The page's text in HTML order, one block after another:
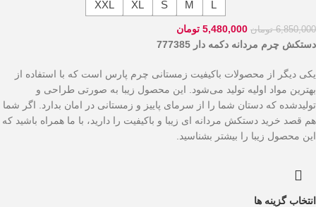
L
M
S
XL
XXL
6,850,000 تومان 5,480,000 تومان
دستکش چرم مردانه دکمه دار 777385
یکی دیگر از محصولات باکیفیت زمستانی چرم پارس است که با استفاده از
بهترین مواد اولیه تولید می‌شود. این محصول زیبا به صورتی طراحی و
تولیدشده که دستان شما را از سرمای پاییز و زمستانی در امان بدارد. اگر شما
هم قصد خرید دستکش مردانه ای زیبا و باکیفیت را دارید، با ما همراه باشید که
این محصول زیبا را بیشتر بشناسید.
انتخاب گزینه ها